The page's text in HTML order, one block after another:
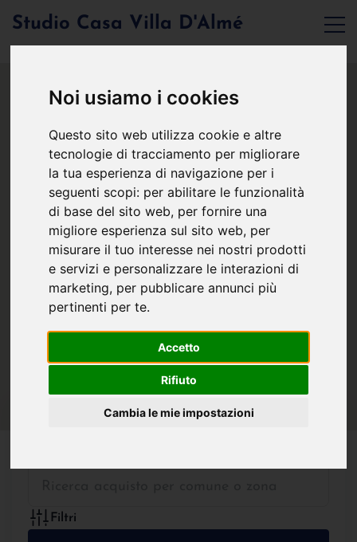
Noi usiamo i cookies
Questo sito web utilizza cookie e altre
tecnologie di tracciamento per migliorare
la tua esperienza di navigazione per i
seguenti scopi: per abilitare le funzionalità
di base del sito web, per fornire una
migliore esperienza sul sito web, per
misurare il tuo interesse nei nostri prodotti
e servizi e personalizzare le interazioni di
marketing, per pubblicare annunci più
pertinenti per te.
Accetto
Rifiuto
Cambia le mie impostazioni
Studio Casa Villa D'Almé
Filtri